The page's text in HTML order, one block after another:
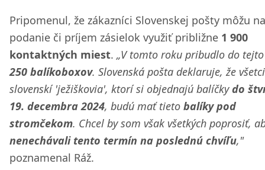
Pripomenul, že zákazníci Slovenskej pošty môžu na
podanie či príjem zásielok využiť približne 1 900
kontaktných miest. „V tomto roku pribudlo do
250 balíkoboxov. Slovenská pošta deklaruje, že všetci
slovenskí 'ježiškovia', ktorí si objednajú balíčkydo
19. decembra 2024, budú mať tieto balíky pod
stromčekom. Chcel by som však všetkých poprosiť,
nenechávali tento termín na poslednú chvíľu,"
poznamenal Ráž.